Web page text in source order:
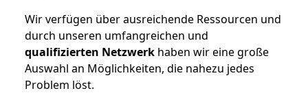
Wir verfügen über ausreichende Ressourcen und
durch unseren umfangreichen und
qualifizierten Netzwerk haben wir eine große
Auswahl an Möglichkeiten, die nahezu jedes
Problem löst.